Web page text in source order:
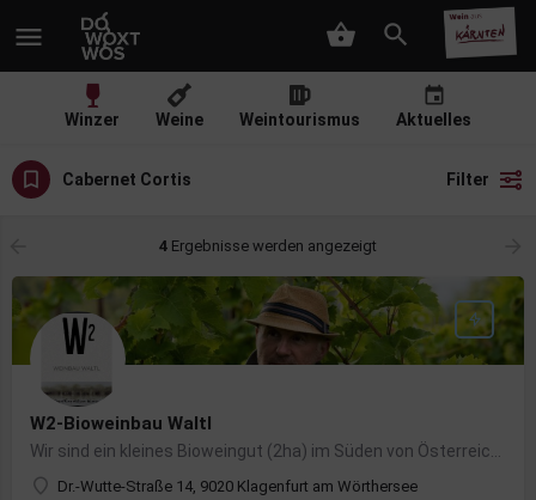
Winzer Weine Weintourismus Aktuelles
Cabernet Cortis Filter
4 Ergebnisse werden angezeigt
W2-Bioweinbau Waltl
Dr.-Wutte-Straße 14, 9020 Klagenfurt am Wörthersee